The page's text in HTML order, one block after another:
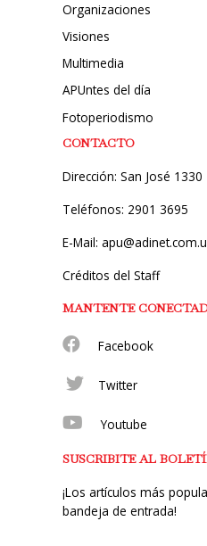
Organizaciones
Visiones
Multimedia
APUntes del día
Fotoperiodismo
CONTACTO
Dirección: San José 1330
Teléfonos: 2901 3695
E-Mail:
Créditos del Staff
MANTENTE
Facebook
Twitter
Youtube
SUSCRIBITE AL
¡Los artículos más
bandeja de entrada!